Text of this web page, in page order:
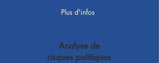
Plus d'infos
Analyse de
risques politiques